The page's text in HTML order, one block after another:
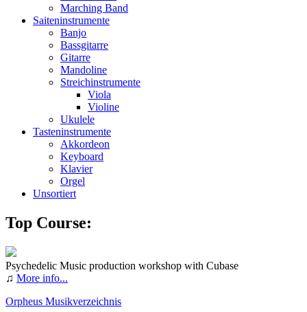
Marching Band
Saiteninstrumente
Banjo
Bassgitarre
Gitarre
Mandoline
Streichinstrumente
Viola
Violine
Ukulele
Tasteninstrumente
Akkordeon
Keyboard
Klavier
Orgel
Unsortiert
Top Course:
Psychedelic Music production workshop with Cubase
♫ More info...
Orpheus Musikverzeichnis